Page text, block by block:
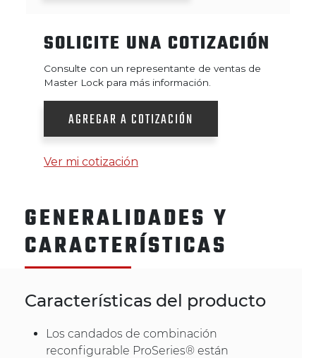
SOLICITE UNA COTIZACIÓN
Consulte con un representante de ventas de
Master Lock para más información.
AGREGAR A COTIZACIÓN
Ver mi cotización
GENERALIDADES Y
CARACTERÍSTICAS
Características del producto
Los candados de combinación
reconfigurable ProSeries® están